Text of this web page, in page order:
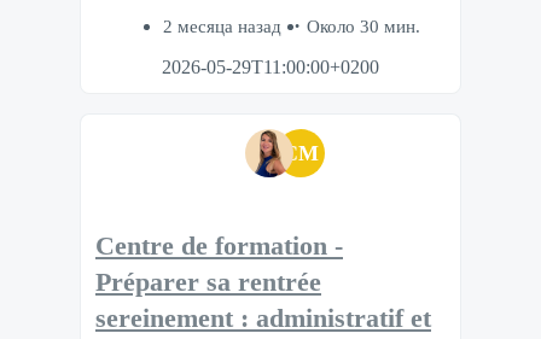
2 месяца назад
Около 30 мин.
2026-05-29T11:00:00+0200
CM
Centre de formation -
Préparer sa rentrée
sereinement : administratif et